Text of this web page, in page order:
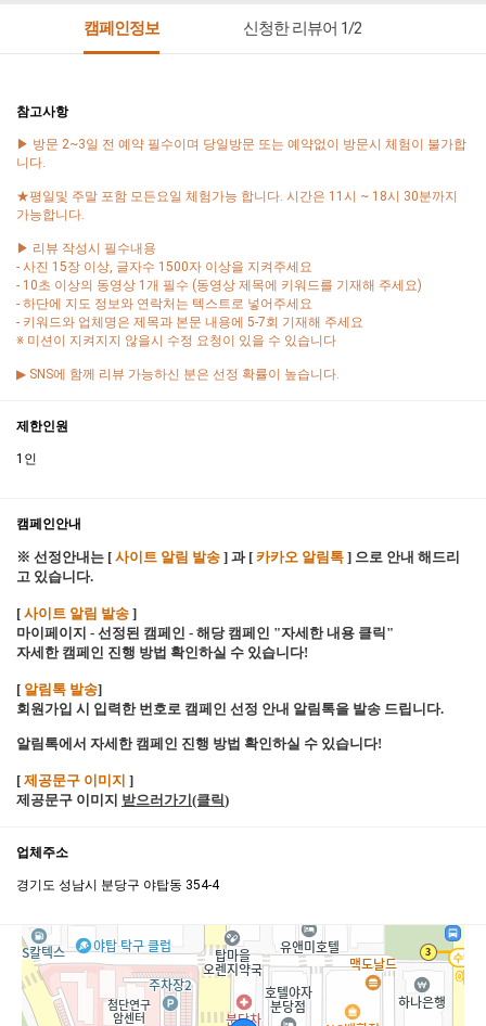
캠페인정보 신청한 리뷰어 1/2
참고사항
▶ 방문 2~3일 전 예약 필수이며 당일방문 또는 예약없이 방문시 체험이 불가합
니다.
★평일및 주말 포함 모든요일 체험가능 합니다. 시간은 11시 ~ 18시 30분까지
가능합니다.
▶ 리뷰 작성시 필수내용
- 사진 15장 이상, 글자수 1500자 이상을 지켜주세요
- 10초 이상의 동영상 1개 필수 (동영상 제목에 키워드를 기재해 주세요)
- 하단에 지도 정보와 연락처는 텍스트로 넣어주세요
- 키워드와 업체명은 제목과 본문 내용에 5-7회 기재해 주세요
※ 미션이 지켜지지 않을시 수정 요청이 있을 수 있습니다
▶ SNS에 함께 리뷰 가능하신 분은 선정 확률이 높습니다.
제한인원
1인
캠페인안내
※ 선정안내는 [ 사이트 알림 발송 ] 과 [ 카카오 알림톡 ] 으로 안내 해드리
고 있습니다.
[ 사이트 알림 발송 ]
마이페이지 - 선정된 캠페인 - 해당 캠페인 "자세한 내용 클릭"
자세한 캠페인 진행 방법 확인하실 수 있습니다!
[ 알림톡 발송]
회원가입 시 입력한 번호로 캠페인 선정 안내 알림톡을 발송 드립니다.
알림톡에서 자세한 캠페인 진행 방법 확인하실 수 있습니다!
[ 제공문구 이미지 ]
제공문구 이미지 받으러가기(클릭 )
업체주소
경기도 성남시 분당구 야탑동 354-4